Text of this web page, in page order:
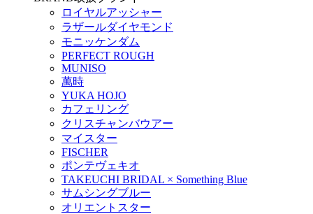
ロイヤルアッシャー
ラザールダイヤモンド
モニッケンダム
PERFECT ROUGH
MUNISO
萬時
YUKA HOJO
カフェリング
クリスチャンバウアー
マイスター
FISCHER
ポンテヴェキオ
TAKEUCHI BRIDAL × Something Blue
サムシングブルー
オリエントスター